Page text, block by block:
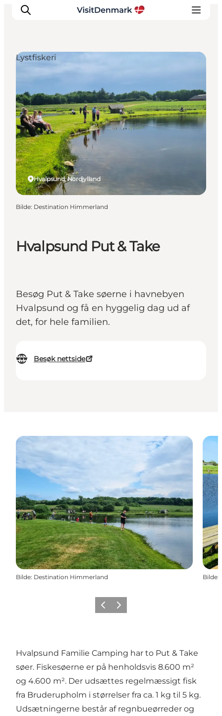
Reisemål
Aktiviteter
Overnatting
Planlegg reisen
Hvalpsund Put & Take
Besøg Put & Take søerne i havnebyen
Hvalpsund og få en hyggelig dag ud af
det, for hele familien.
Besøk nettside
Hvalpsund, Nordjylland
Lystfiskeri
Bilde: Destination Himmerland
Bilde: Destination Himmerland Bilde:
ForrigeNeste
Hvalpsund Familie Camping har to Put & Take
søer. Fiskesøerne er på henholdsvis 8.600 m²
og 4.600 m². Der udsættes regelmæssigt fisk
fra Bruderupholm i størrelser fra ca. 1 kg til 5 kg.
Udsætningerne består af regnbueørreder og